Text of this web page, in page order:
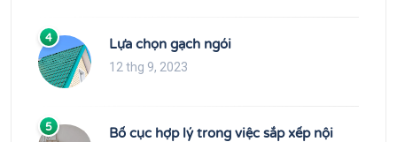
4 Lựa chọn gạch ngói
12 thg 9, 2023
5
Bố cục hợp lý trong việc sắp xếp nội